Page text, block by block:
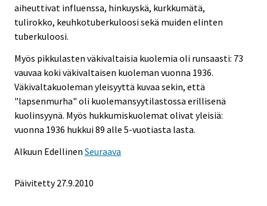
aiheuttivat influenssa, hinkuyskä, kurkkumätä,
tulirokko, keuhkotuberkuloosi sekä muiden elinten
tuberkuloosi.
Myös pikkulasten väkivaltaisia kuolemia oli runsaasti: 73
vauvaa koki väkivaltaisen kuoleman vuonna 1936.
Väkivaltakuoleman yleisyyttä kuvaa sekin, että
"lapsenmurha" oli kuolemansyytilastossa erillisenä
kuolinsyynä. Myös hukkumiskuolemat olivat yleisiä:
vuonna 1936 hukkui 89 alle 5-vuotiasta lasta.
Alkuun Edellinen Seuraava
Päivitetty27.9.2010